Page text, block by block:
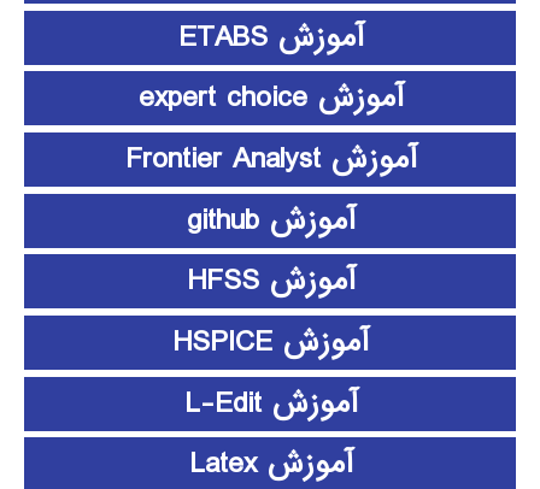
آموزش ETABS
آموزش expert choice
آموزش Frontier Analyst
آموزش github
آموزش HFSS
آموزش HSPICE
آموزش L-Edit
آموزش Latex